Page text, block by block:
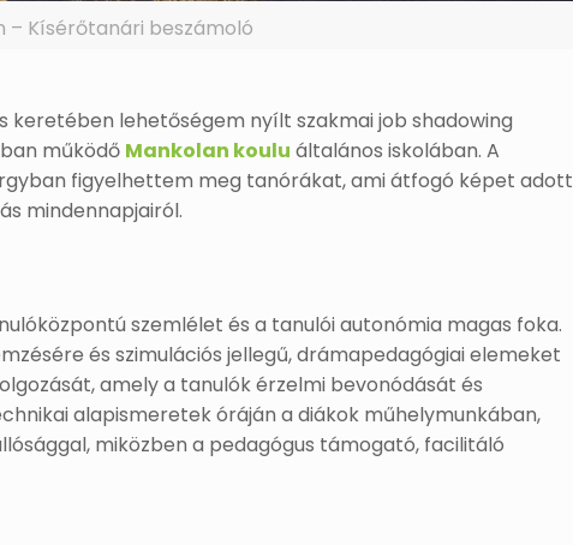
– Kísérőtanári beszámoló
keretében lehetőségem nyílt szakmai job shadowing
működő Mankolan koulu általános iskolában. A
figyelhettem meg tanórákat, ami átfogó képet adott
mindennapjairól.
szemlélet és a tanulói autonómia magas foka.
és szimulációs jellegű, drámapedagógiai elemeket
amely a tanulók érzelmi bevonódását és
alapismeretek óráján a diákok műhelymunkában,
miközben a pedagógus támogató, facilitáló